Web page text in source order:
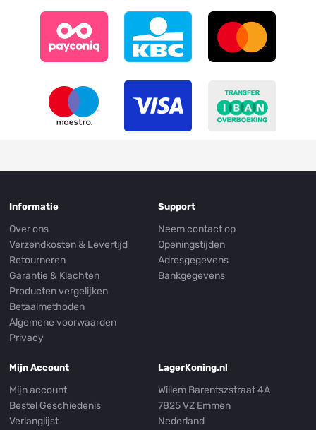
Informatie
Over ons
Verzendkosten & Levertijd
Retourneren
Garantie & Klachten
Producten vergelijken
Betaalmethoden
Algemene voorwaarden
Privacy
Support
Neem contact op
Openingstijden
Adresgegevens
Bankgegevens
Mijn Account
Mijn account
Bestel Geschiedenis
Verlanglijst
LagerKoning.nl
Willem Barentszstraat 4A
7825 VZ Emmen
Nederland